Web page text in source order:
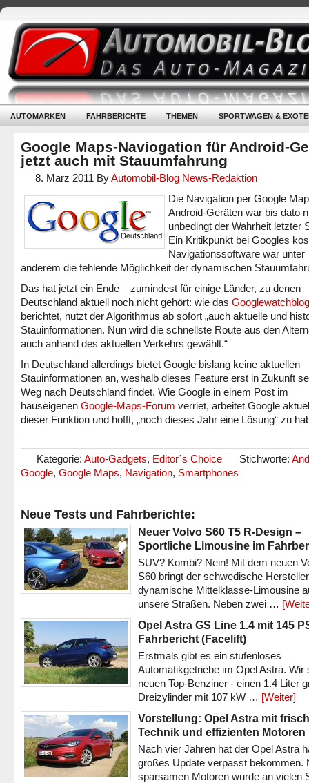
AUTOMARKEN FAHRBERICHTE THEMEN SPORTWAGEN &
Google Maps-Naviogation für Android-
jetzt auch mit Stauumfahrung
8. März 2011 ByAutomobil-Blog News-Redaktion
Die Navigation per Google
Android-Geräten war bis dato
unbedingt der Wahrheit letzter
Ein Kritikpunkt bei Googles
Navigationssoftware war unter
anderem die fehlende Möglichkeit der dynamischen
Das hat jetzt ein Ende – zumindest für einige Länder, zu denen
Deutschland aktuell noch nicht gehört: wie das Googlewatchblog
berichtet, nutzt der Algorithmus ab sofort „auch aktuelle und
Stauinformationen. Nun wird die schnellste Route aus den
auch anhand des aktuellen Verkehrs gewählt.“
In Deutschland allerdings bietet Google bislang keine aktuellen
Stauinformationen an, weshalb dieses Feature erst in Zukunft
Weg nach Deutschland findet. Wie Google in einem Post im
hauseigenen Google-Maps-Forum verriet, arbeitet Google
dieser Funktion und hofft, „noch dieses Jahr eine Lösung“ zu
Kategorie: Auto-Gadgets, Editor´s Choice Stichworte:
Google, Google Maps, Navigation, Smartphones
Neue Tests und Fahrberichte:
Neuer Volvo S60 T5 R-Design –
Sportliche Limousine im
SUV? Kombi? Nein! Mit dem neuen
S60 bringt der schwedische
dynamische Mittelklasse-Limousine
unsere Straßen. Neben zwei …
Opel Astra GS Line 1.4 mit 145
Fahrbericht (Facelift)
Erstmals gibt es ein stufenloses
Automatikgetriebe im Opel Astra. Wir
neuen Top-Benziner - einen 1.4 Liter
Dreizylinder mit 107 kW … [Weiter]
Vorstellung: Opel Astra mit
Technik und effizienten Motoren
Nach vier Jahren hat der Opel Astra
großes Update verpasst bekommen.
sparsamen Motoren wurde an vielen